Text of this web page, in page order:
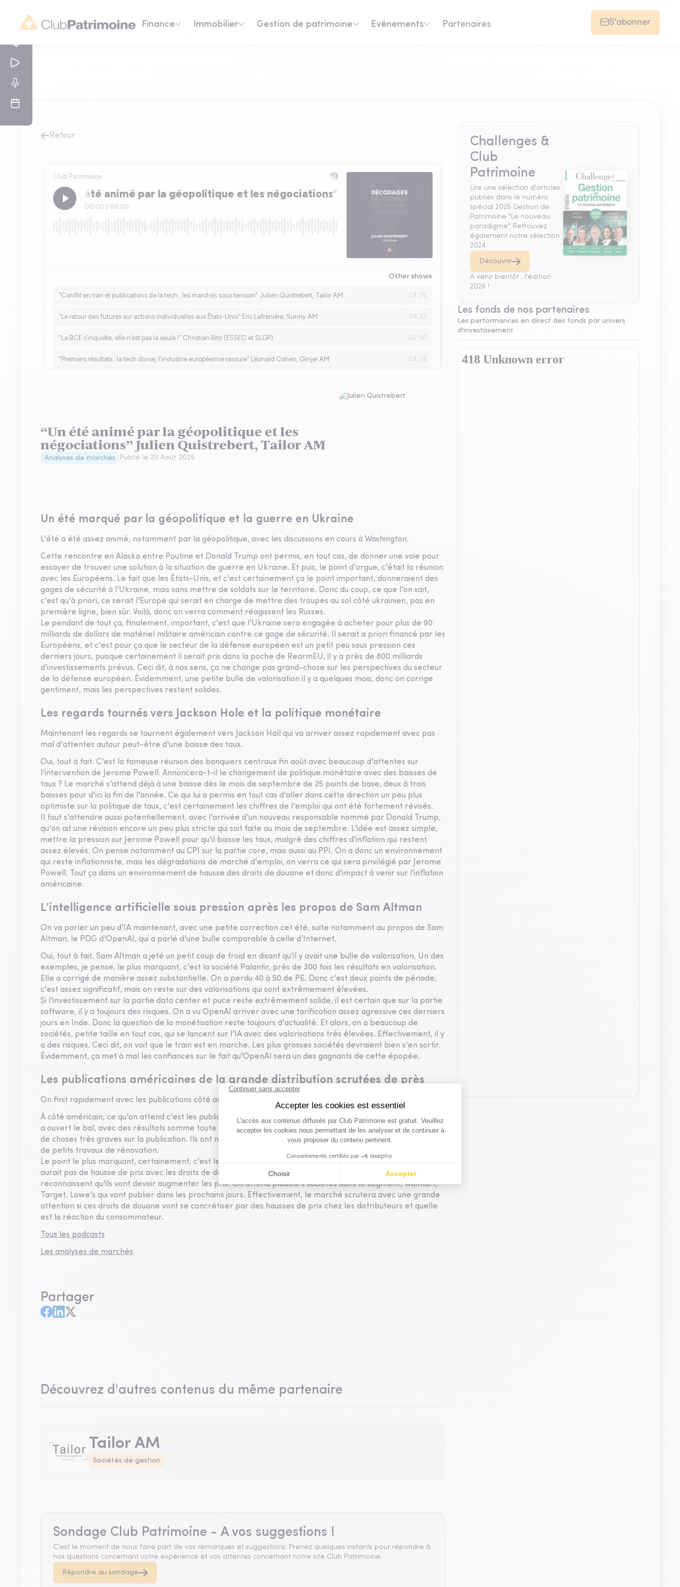
Finance Immobilier Gestion de patrimoine Evénements Partenaires S'abonner
Retour
“Un été animé par la géopolitique et les
négociations” Julien Quistrebert, Tailor AM
Analyses de marchés Publié le 20 Août 2025
Un été marqué par la géopolitique et la guerre en Ukraine
L'été a été assez animé, notamment par la géopolitique, avec les discussions en cours à Washington.
Cette rencontre en Alaska entre Poutine et Donald Trump ont permis, en tout cas, de donner une voie pour
essayer de trouver une solution à la situation de guerre en Ukraine. Et puis, le point d'orgue, c'était la réunion
avec les Européens. Le fait que les États-Unis, et c'est certainement ça le point important, donneraient des
gages de sécurité à l'Ukraine, mais sans mettre de soldats sur le territoire. Donc du coup, ce que l'on sait,
c'est qu'à priori, ce serait l'Europe qui serait en charge de mettre des troupes au sol côté ukrainien, pas en
première ligne, bien sûr. Voilà, donc on verra comment réagissent les Russes.
Le pendant de tout ça, finalement, important, c'est que l'Ukraine sera engagée à acheter pour plus de 90
milliards de dollars de matériel militaire américain contre ce gage de sécurité. Il serait a priori financé par les
Européens, et c'est pour ça que le secteur de la défense européen est un petit peu sous pression ces
derniers jours, puisque certainement il serait pris dans la poche de RearmEU, il y a près de 800 milliards
d'investissements prévus. Ceci dit, à nos sens, ça ne change pas grand-chose sur les perspectives du secteur
de la défense européen. Évidemment, une petite bulle de valorisation il y a quelques mois, donc on corrige
gentiment, mais les perspectives restent solides.
Les regards tournés vers Jackson Hole et la politique monétaire
Maintenant les regards se tournent également vers Jackson Hall qui va arriver assez rapidement avec pas
mal d'attentes autour peut-être d'une baisse des taux.
Oui, tout à fait. C'est la fameuse réunion des banquiers centraux fin août avec beaucoup d'attentes sur
l'intervention de Jerome Powell. Annoncera-t-il le changement de politique monétaire avec des baisses de
taux ? Le marché s'attend déjà à une baisse dès le mois de septembre de 25 points de base, deux à trois
baisses pour d'ici la fin de l'année. Ce qui lui a permis en tout cas d'aller dans cette direction un peu plus
optimiste sur la politique de taux, c'est certainement les chiffres de l'emploi qui ont été fortement révisés.
Il faut s'attendre aussi potentiellement, avec l'arrivée d'un nouveau responsable nommé par Donald Trump,
qu'on ait une révision encore un peu plus stricte qui soit faite au mois de septembre. L'idée est assez simple,
mettre la pression sur Jerome Powell pour qu'il baisse les taux, malgré des chiffres d'inflation qui restent
assez élevés. On pense notamment au CPI sur la partie core, mais aussi au PPI. On a donc un environnement
qui reste inflationniste, mais les dégradations de marché d'emploi, on verra ce qui sera privilégié par Jerome
Powell. Tout ça dans un environnement de hausse des droits de douane et donc d'impact à venir sur l'inflation
américaine.
L’intelligence artificielle sous pression après les propos de Sam Altman
On va parler un peu d'IA maintenant, avec une petite correction cet été, suite notamment au propos de Sam
Altman, le PDG d'OpenAI, qui a parlé d'une bulle comparable à celle d'Internet.
Oui, tout à fait. Sam Altman a jeté un petit coup de froid en disant qu'il y avait une bulle de valorisation. Un des
exemples, je pense, le plus marquant, c'est la société Palantir, près de 300 fois les résultats en valorisation.
Elle a corrigé de manière assez substantielle. On a perdu 40 à 50 de PE. Donc c'est deux points de période,
c'est assez significatif, mais on reste sur des valorisations qui sont extrêmement élevées.
Si l'investissement sur la partie data center et puce reste extrêmement solide, il est certain que sur la partie
software, il y a toujours des risques. On a vu OpenAI arriver avec une tarification assez agressive ces derniers
jours en Inde. Donc la question de la monétisation reste toujours d'actualité. Et alors, on a beaucoup de
sociétés, petite taille en tout cas, qui se lancent sur l'IA avec des valorisations très élevées. Effectivement, il y
a des risques. Ceci dit, on voit que le train est en marche. Les plus grosses sociétés devraient bien s'en sortir.
Évidemment, ça met à mal les confiances sur le fait qu'OpenAI sera un des gagnants de cette épopée.
Les publications américaines de la grande distribution scrutées de près
On finit rapidement avec les publications côté américain. Qu'est-ce qu'il faut en retenir ?
À côté américain, ce qu'on attend c'est les publications de la grande distribution au sens large, comme Depot
a ouvert le bal, avec des résultats somme toute assez médiocres même s'ils ont maintenu l'outlook, donc pas
de choses très graves sur la publication. Ils ont noté quand même la faiblesse sur les gros projets avec plutôt
de petits travaux de rénovation.
Le point le plus marquant, certainement, c'est le changement de bitcoin. Ils avaient annoncé au T1 qu'il n'y
aurait pas de hausse de prix avec les droits de douane. Là, malgré leurs efforts de diversification, ils
reconnaissent qu'ils vont devoir augmenter les prix. On attend plusieurs sociétés dans le segment, Walmart,
Target, Lowe's qui vont publier dans les prochains jours. Effectivement, le marché scrutera avec une grande
attention si ces droits de douane vont se concrétiser par des hausses de prix chez les distributeurs et quelle
est la réaction du consommateur.
Tous les podcasts
Les analyses de marchés
Partager
Découvrez d'autres contenus du même partenaire
Tailor AM
Sociétés de gestion
Sondage Club Patrimoine - A vos suggestions !
C'est le moment de nous faire part de vos remarques et suggestions. Prenez quelques instants pour répondre à
nos questions concernant votre expérience et vos attentes concernant notre site Club Patrimoine.
Répondre au sondage
Challenges &
Club
Patrimoine
Lire une sélection d'articles
publiés dans le numéro
spécial 2025 Gestion de
Patrimoine "Le nouveau
paradigme". Retrouvez
également notre sélection
2024.
Découvrir
A venir bientôt : l'édition
2026 !
Les fonds de nos partenaires
Les performances en direct des fonds par univers
d'investissement